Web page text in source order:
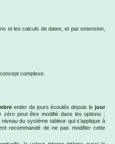
et les calculs de dates, et par extension,
concept complexe.
entier de jours écoulés depuis lejour
zéro peut être modifié dans les options ;
du système tableur qui s’applique à
recommandé de ne pas modifier cette